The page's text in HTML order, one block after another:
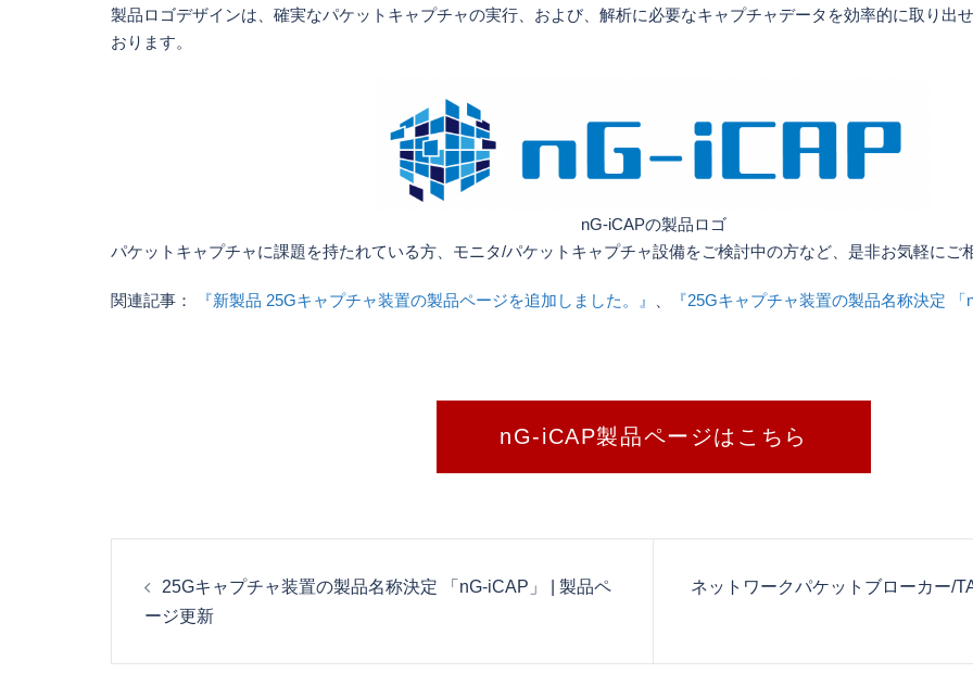
製品ロゴデザインは、確実なパケットキャプチャの実行、および、解析に必要なキャプチャデータを効率的に取り出
おります。
nG-iCAPの製品ロゴ
パケットキャプチャに課題を持たれている方、モニタ/パケットキャプチャ設備をご検討中の方など、是非お気軽にご
関連記事： 『新製品 25Gキャプチャ装置の製品ページを追加しました。』 『25Gキャプチャ装置の製品名称決定
nG-iCAP製品ページはこちら
稿
ナ
25Gキャプチャ装置の製品名称決定 「nG-iCAP」 | 製品ペ
ージ更新
ネットワークパケットブローカー/